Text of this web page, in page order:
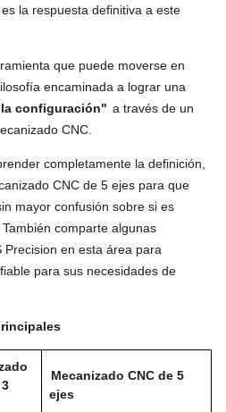
es la respuesta definitiva a este
que puede moverse en
encaminada a lograr una
configuración" a través de un
CNC.
completamente la definición,
CNC de 5 ejes para que
mayor confusión sobre si es
comparte algunas
en esta área para
para sus necesidades de
Mecanizado CNC de 5
ejes